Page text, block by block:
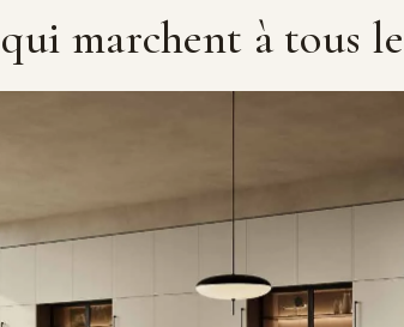
marchent à tous